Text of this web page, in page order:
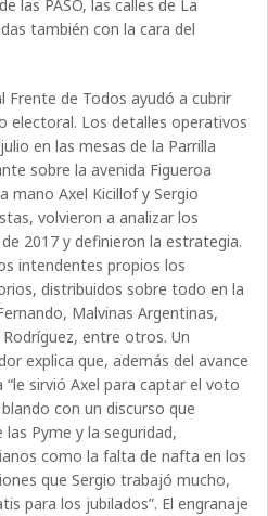
las PASO, las calles de La
también con la cara del
Frente de Todos ayudó a cubrir
electoral. Los detalles operativos
en las mesas de la Parrilla
sobre la avenida Figueroa
mano Axel Kicillof y Sergio
volvieron a analizar los
2017 y definieron la estrategia.
intendentes propios los
distribuidos sobre todo en la
Malvinas Argentinas,
entre otros. Un
explica que, además del avance
sirvió Axel para captar el voto
con un discurso que
Pyme y la seguridad,
como la falta de nafta en los
que Sergio trabajó mucho,
para los jubilados”. El engranaje